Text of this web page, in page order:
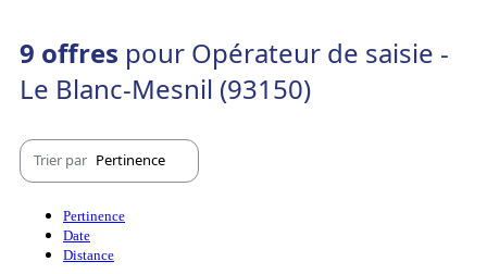
9 offres pour Opérateur de saisie -
Le Blanc-Mesnil (93150)
Trier par Pertinence
Pertinence
Date
Distance